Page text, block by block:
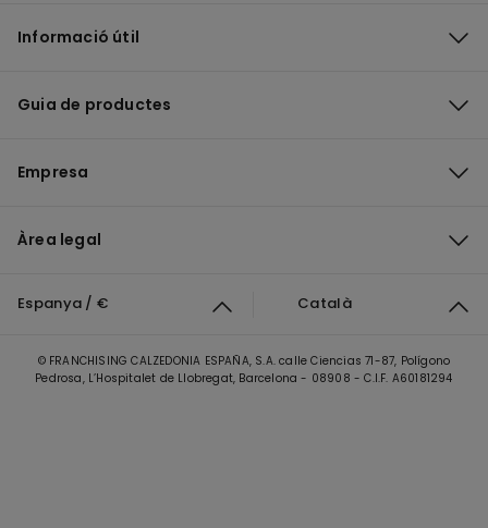
Informació útil
Guia de productes
Empresa
Àrea legal
Espanya / € Català
© FRANCHISING CALZEDONIA ESPAÑA, S.A. calle Ciencias 71-87, Polígono
Pedrosa, L’Hospitalet de Llobregat, Barcelona - 08908 - C.I.F. A60181294